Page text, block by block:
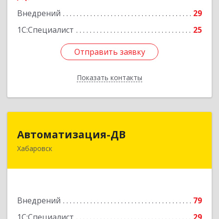
Внедрений
29
1С:Специалист
25
Отправить заявку
Показать контакты
Отправить заявку
Назад
Автоматизация-ДВ
Хабаровск
Внедрений
79
680013, Хабаровский край, Хабаровск г,